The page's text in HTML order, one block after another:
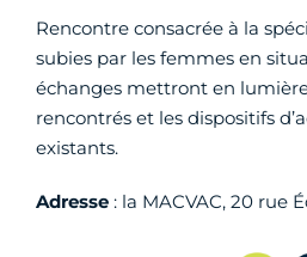
Rencontre consacrée à la
subies par les femmes en
échanges mettront en
rencontrés et les dispositifs
existants.
Adresse : la MACVAC, 20 rue